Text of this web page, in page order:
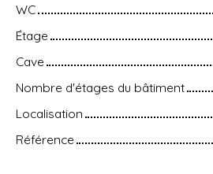
WC
Étage
Cave
Nombre d'étages du bâtiment
Localisation
Référence